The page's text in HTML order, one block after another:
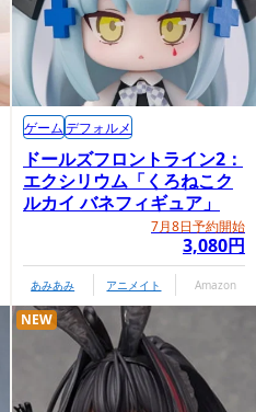
ドールズフロントライン2：
エクシリウム「くろねこク
ルカイ バネフィギュア」
7月8日予約開始
3,080円
ゲームデフォルメ
あみあみ アニメイト Amazon
NEW